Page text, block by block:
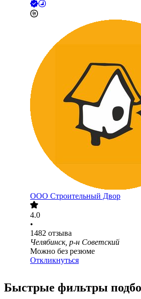
ООО Строительный Двор
4.0
•
1482 отзыва
Челябинск, р-н Советский
Можно без резюме
Откликнуться
Быстрые фильтры